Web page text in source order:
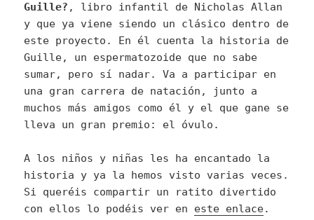
Guille? , libro infantil de Nicholas Allan
y que ya viene siendo un clásico dentro de
este proyecto. En él cuenta la historia de
Guille, un espermatozoide que no sabe
sumar, pero sí nadar. Va a participar en
una gran carrera de natación, junto a
muchos más amigos como él y el que gane se
lleva un gran premio: el óvulo.
A los niños y niñas les ha encantado la
historia y ya la hemos visto varias veces.
Si queréis compartir un ratito divertido
con ellos lo podéis ver en este enlace.